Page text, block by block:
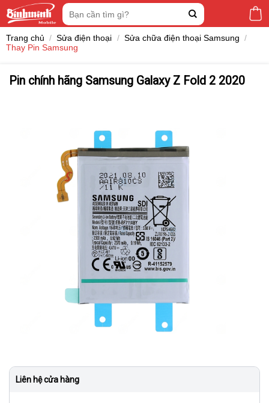
Tìm
kiếm:
Trang chủ / Sửa điện thoại / Sửa chữa điện thoại Samsung /
Thay Pin Samsung
Pin chính hãng Samsung Galaxy Z Fold 2 2020
Liên hệ cửa hàng